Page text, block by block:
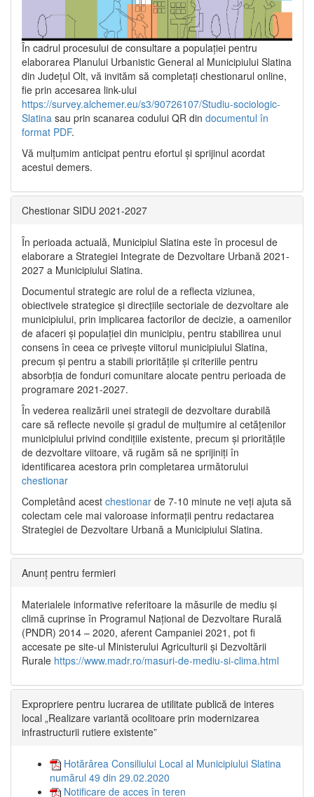
În cadrul procesului de consultare a populaţiei pentru
elaborarea Planului Urbanistic General al Municipiului Slatina
din Județul Olt, vă invităm să completați chestionarul online,
fie prin accesarea link-ului
https://survey.alchemer.eu/s3/90726107/Studiu-sociologic-
Slatina sau prin scanarea codului QR din documentul în
format PDF.
Vă mulţumim anticipat pentru efortul şi sprijinul acordat
acestui demers.
Chestionar SIDU 2021-2027
În perioada actuală, Municipiul Slatina este în procesul de
elaborare a Strategiei Integrate de Dezvoltare Urbană 2021‐
2027 a Municipiului Slatina.
Documentul strategic are rolul de a reflecta viziunea,
obiectivele strategice și direcțiile sectoriale de dezvoltare ale
municipiului, prin implicarea factorilor de decizie, a oamenilor
de afaceri și populației din municipiu, pentru stabilirea unui
consens în ceea ce privește viitorul municipiului Slatina,
precum și pentru a stabili prioritățile și criteriile pentru
absorbția de fonduri comunitare alocate pentru perioada de
programare 2021-2027.
În vederea realizării unei strategii de dezvoltare durabilă
care să reflecte nevoile și gradul de mulțumire al cetățenilor
municipiului privind condițiile existente, precum și prioritățile
de dezvoltare viitoare, vă rugăm să ne sprijiniți în
identificarea acestora prin completarea următorului
chestionar
Completând acest chestionar de 7-10 minute ne veți ajuta să
colectam cele mai valoroase informații pentru redactarea
Strategiei de Dezvoltare Urbană a Municipiului Slatina.
Anunț pentru fermieri
Materialele informative referitoare la măsurile de mediu și
climă cuprinse în Programul Național de Dezvoltare Rurală
(PNDR) 2014 – 2020, aferent Campaniei 2021, pot fi
accesate pe site-ul Ministerului Agriculturii și Dezvoltării
Rurale https://www.madr.ro/masuri-de-mediu-si-clima.html
Expropriere pentru lucrarea de utilitate publică de interes
local „Realizare variantă ocolitoare prin modernizarea
infrastructurii rutiere existente”
Hotărârea Consiliului Local al Municipiului Slatina
numărul 49 din 29.02.2020
Notificare de acces în teren